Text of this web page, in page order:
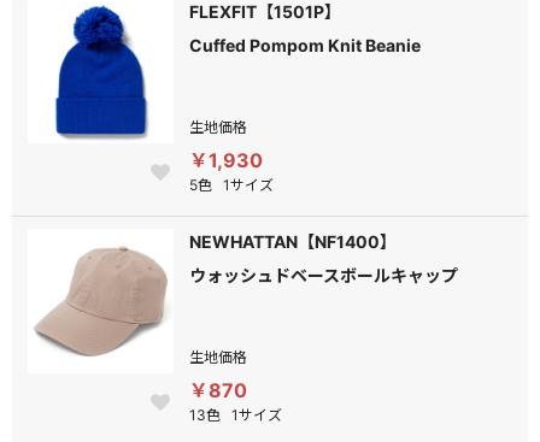
FLEXFIT【1501P】
Cuffed Pompom Knit Beanie
生地価格
￥1,930
5色 1サイズ
NEWHATTAN【NF1400】
ウォッシュドベースボールキャップ
生地価格
￥870
13色 1サイズ